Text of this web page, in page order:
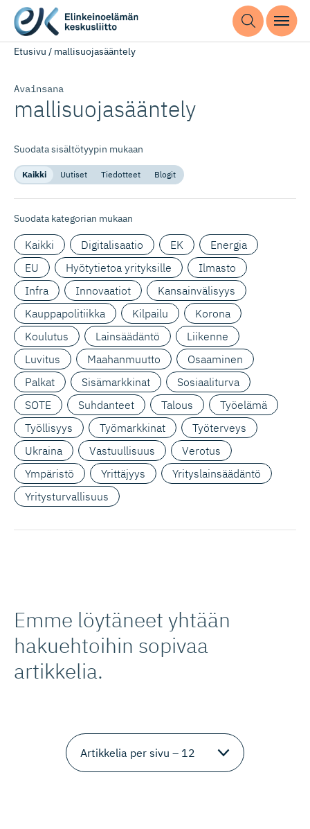
Etusivu / mallisuojasääntely
Avainsana
mallisuoja­sääntely
Suodata sisältötyypin mukaan
Kaikki Uutiset Tiedotteet Blogit
Suodata kategorian mukaan
Kaikki Digitalisaatio EK
Energia
EU
Hyötytietoa yrityksille
Ilmasto
Infra
Innovaatiot
Kansainvälisyys
Kauppapolitiikka
Kilpailu
Korona
Koulutus
Lainsäädäntö
Liikenne
Luvitus
Maahanmuutto
Osaaminen
Palkat
Sisämarkkinat
Sosiaaliturva
SOTE
Suhdanteet Talous
Työelämä
Työllisyys
Työmarkkinat
Työterveys
Ukraina
Vastuullisuus
Verotus
Ympäristö
Yrittäjyys
Yrityslainsäädäntö
Yritysturvallisuus
Emme löytäneet yhtään
hakuehtoihin sopivaa
artikkelia.